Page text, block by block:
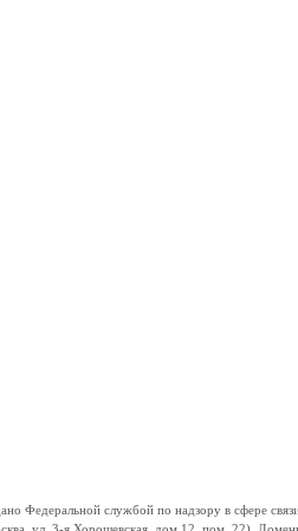
Федеральной службой по надзору в сфере